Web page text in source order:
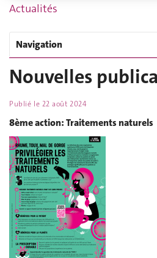
Actualités
Navigation
Nouvelles
Publié le 22 août 2024
8ème action: Traitements naturels